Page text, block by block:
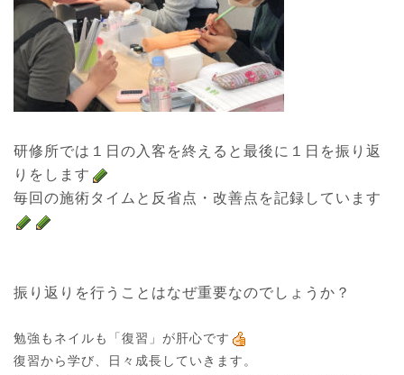
研修所では１日の入客を終えると最後に１日を振り返
りをします
毎回の施術タイムと反省点・改善点を記録しています
勉強もネイルも「復習」が肝心です
復習から学び、日々成長していきます。